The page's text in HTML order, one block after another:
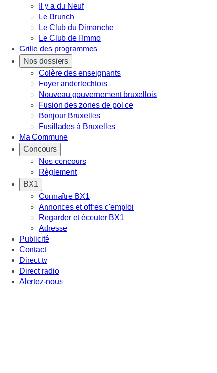
Il y a du Neuf
Le Brunch
Le Club du Dimanche
Le Club de l'Immo
Grille des programmes
Nos dossiers
Colère des enseignants
Foyer anderlechtois
Nouveau gouvernement bruxellois
Fusion des zones de police
Bonjour Bruxelles
Fusillades à Bruxelles
Ma Commune
Concours
Nos concours
Règlement
BX1
Connaître BX1
Annonces et offres d'emploi
Regarder et écouter BX1
Adresse
Publicité
Contact
Direct tv
Direct radio
Alertez-nous